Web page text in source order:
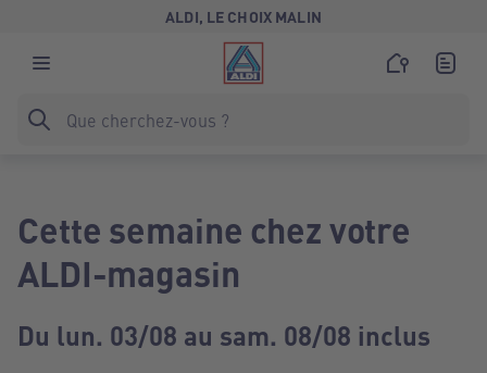
ALDI, LE CHOIX MALIN
Cette semaine chez votre
ALDI-magasin
Du lun. 03/08 au sam. 08/08 inclus